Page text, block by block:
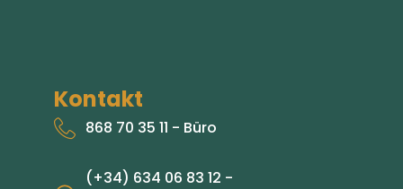
Kontakt
868 70 35 11 - Büro
(+34) 634 06 83 12 -